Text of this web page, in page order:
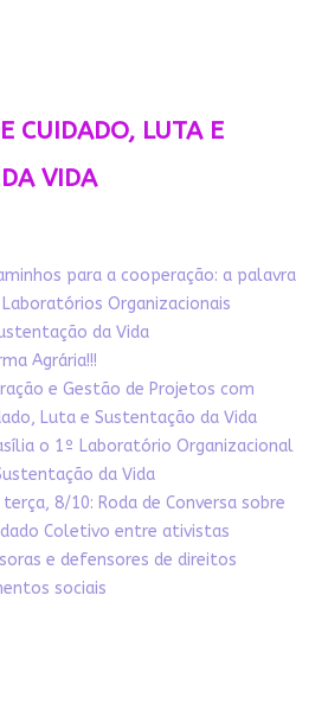
CUIDADO, LUTA E
VIDA
para a cooperação: a palavra
Organizacionais
da Vida
Agrária!!!
e Gestão de Projetos com
Luta e Sustentação da Vida
o 1º Laboratório Organizacional
da Vida
8/10: Roda de Conversa sobre
Coletivo entre ativistas
e defensores de direitos
sociais